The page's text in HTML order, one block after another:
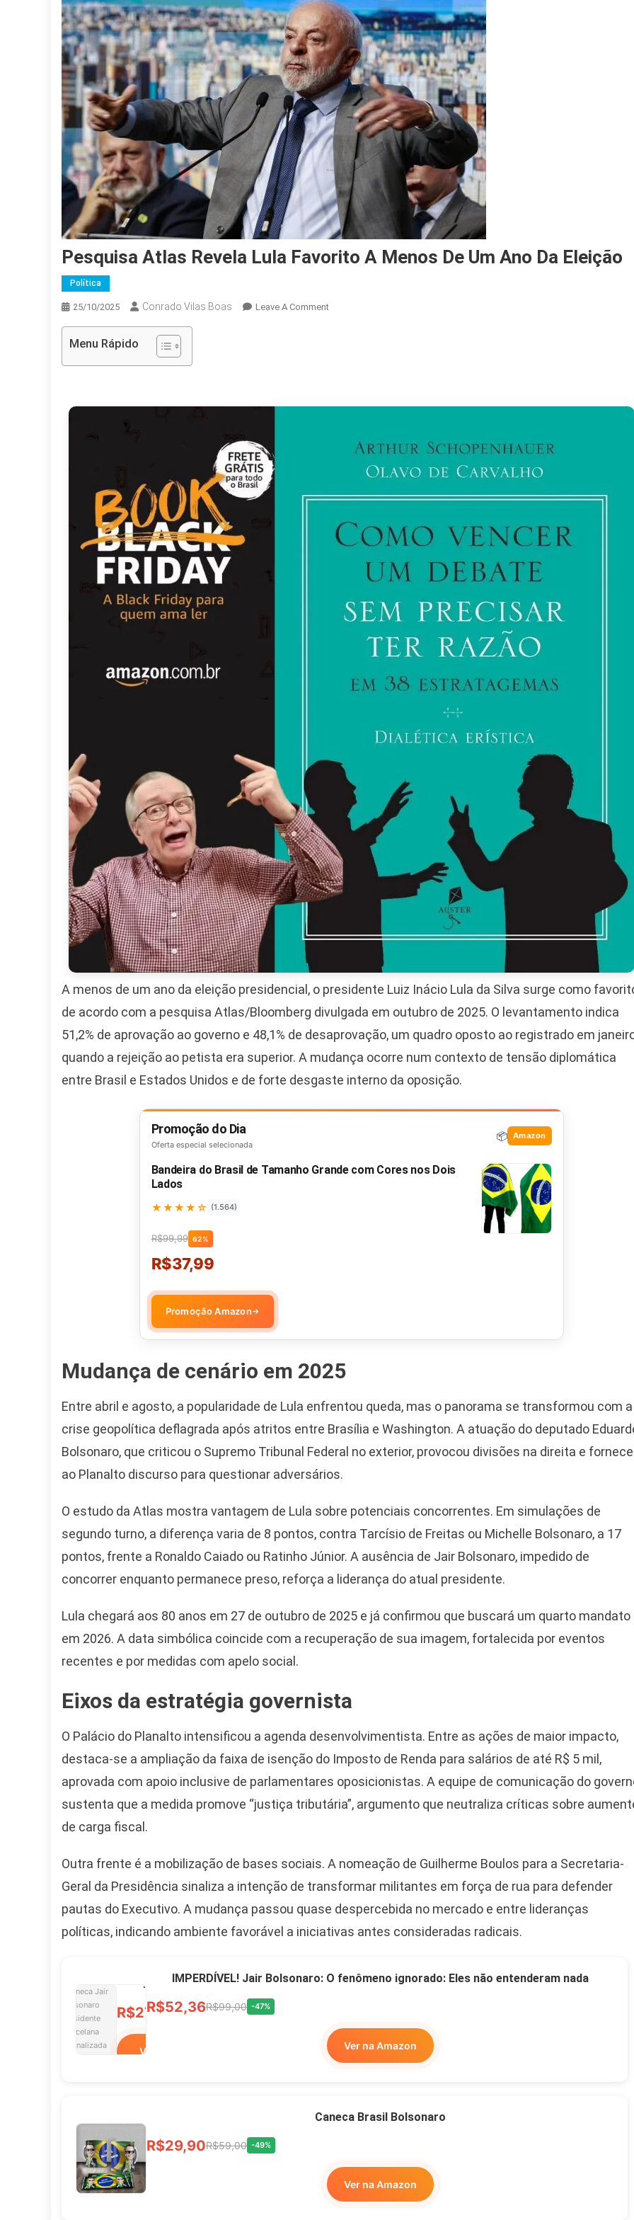
Pesquisa Atlas Revela Lula Favorito A Menos De Um Ano Da Eleição
Política
25/10/2025 Conrado Vilas Boas Leave A CommentOn
Eleição
Menu Rápido
A menos de um ano da eleição presidencial, o presidente Luiz Inácio Lula da Silva surge como
de acordo com a pesquisa Atlas/Bloomberg divulgada em outubro de 2025. O levantamento indica
51,2% de aprovação ao governo e 48,1% de desaprovação, um quadro oposto ao registrado em
quando a rejeição ao petista era superior. A mudança ocorre num contexto de tensão diplomática
entre Brasil e Estados Unidos e de forte desgaste interno da oposição.
Promoção do Dia
Oferta especial selecionada
📦 Amazon
Bandeira do Brasil de Tamanho Grande com Cores nos Dois
Lados
★★★★☆ (1.564)
R$99,99 62%
R$37,99
Promoção Amazon→
Mudança de cenário em 2025
Entre abril e agosto, a popularidade de Lula enfrentou queda, mas o panorama se transformou com a
crise geopolítica deflagrada após atritos entre Brasília e Washington. A atuação do deputado
Bolsonaro, que criticou o Supremo Tribunal Federal no exterior, provocou divisões na direita e
ao Planalto discurso para questionar adversários.
O estudo da Atlas mostra vantagem de Lula sobre potenciais concorrentes. Em simulações de
segundo turno, a diferença varia de 8 pontos, contra Tarcísio de Freitas ou Michelle Bolsonaro, a 17
pontos, frente a Ronaldo Caiado ou Ratinho Júnior. A ausência de Jair Bolsonaro, impedido de
concorrer enquanto permanece preso, reforça a liderança do atual presidente.
Lula chegará aos 80 anos em 27 de outubro de 2025 e já confirmou que buscará um quarto mandato
em 2026. A data simbólica coincide com a recuperação de sua imagem, fortalecida por eventos
recentes e por medidas com apelo social.
Eixos da estratégia governista
O Palácio do Planalto intensificou a agenda desenvolvimentista. Entre as ações de maior impacto,
destaca-se a ampliação da faixa de isenção do Imposto de Renda para salários de até R$ 5 mil,
aprovada com apoio inclusive de parlamentares oposicionistas. A equipe de comunicação do
sustenta que a medida promove “justiça tributária”, argumento que neutraliza críticas sobre
de carga fiscal.
Outra frente é a mobilização de bases sociais. A nomeação de Guilherme Boulos para a Secretaria-
Geral da Presidência sinaliza a intenção de transformar militantes em força de rua para defender
pautas do Executivo. A mudança passou quase despercebida no mercado e entre lideranças
políticas, indicando ambiente favorável a iniciativas antes consideradas radicais.
Camiseta Camisa
2026 Pátria Brasil 6 X
10,00 S/JUROS
R$60,00
Ver no MERCADO
LIVRE
Presidente Porcelana
Personalizada
R$27,99R$49,00 -43%
Ver no MERCADO
Xícara Bolsonaro
Brasão Deus Acima De
R$33,00
IMPERDÍVEL! Jair Bolsonaro: O fenômeno ignorado: Eles não entenderam nada
R$52,36R$99,00 -47%
Ver na Amazon
Caneca Brasil Bolsonaro
R$29,90R$59,00 -49%
Ver na Amazon